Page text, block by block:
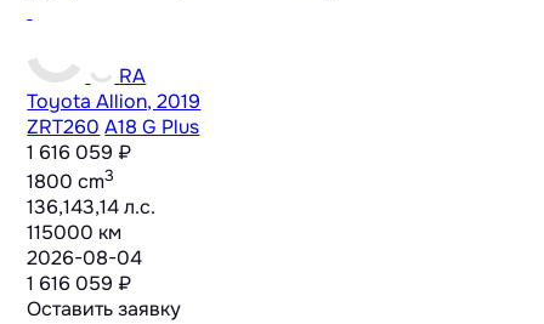
RA
Toyota Allion, 2019
ZRT260 A18 G Plus
1 616 059 ₽
1800 cm3
136,143,14 л.с.
115000 км
2026-08-04
1 616 059 ₽
Оставить заявку